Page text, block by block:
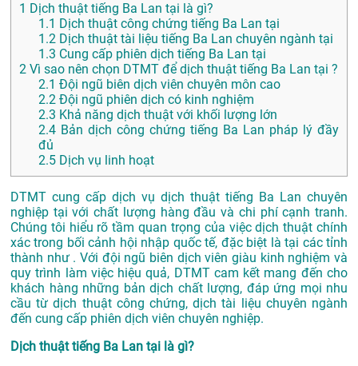
1 Dịch thuật tiếng Ba Lan tại là gì?
1.1 Dịch thuật công chứng tiếng Ba Lan tại
1.2 Dịch thuật tài liệu tiếng Ba Lan chuyên ngành tại
1.3 Cung cấp phiên dịch tiếng Ba Lan tại
2 Vì sao nên chọn DTMT để dịch thuật tiếng Ba Lan tại ?
2.1 Đội ngũ biên dịch viên chuyên môn cao
2.2 Đội ngũ phiên dịch có kinh nghiệm
2.3 Khả năng dịch thuật với khối lượng lớn
2.4 Bản dịch công chứng tiếng Ba Lan pháp lý đầy
đủ
2.5 Dịch vụ linh hoạt
DTMT cung cấp dịch vụ dịch thuật tiếng Ba Lan chuyên
nghiệp tại với chất lượng hàng đầu và chi phí cạnh tranh.
Chúng tôi hiểu rõ tầm quan trọng của việc dịch thuật chính
xác trong bối cảnh hội nhập quốc tế, đặc biệt là tại các tỉnh
thành như . Với đội ngũ biên dịch viên giàu kinh nghiệm và
quy trình làm việc hiệu quả, DTMT cam kết mang đến cho
khách hàng những bản dịch chất lượng, đáp ứng mọi nhu
cầu từ dịch thuật công chứng, dịch tài liệu chuyên ngành
đến cung cấp phiên dịch viên chuyên nghiệp.
Dịch thuật tiếng Ba Lan tại là gì?